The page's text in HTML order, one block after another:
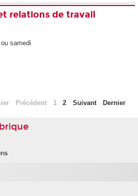
relations de travail
samedi
Précédent 1 2 Suivant Dernier